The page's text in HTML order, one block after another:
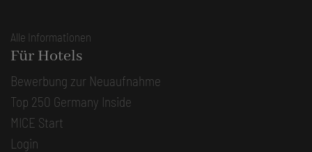
Alle Informationen
Für Hotels
Bewerbung zur Neuaufnahme
Top 250 Germany Inside
MICE Start
Login